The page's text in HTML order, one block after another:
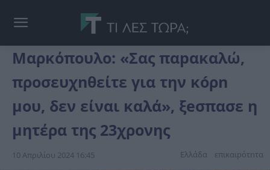
Μαρκόπουλο: «Σας παpακαλώ,
προσευχnθείτε για την κóρn
μου, δεν είναι καλά», ξeσπασε η
μητέρα της 23χρονης
10 Απριλίου 2024 16:45 Ελλάδα επικαιpότnτα